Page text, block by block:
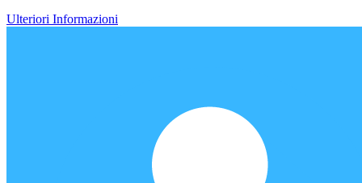
Ulteriori Informazioni